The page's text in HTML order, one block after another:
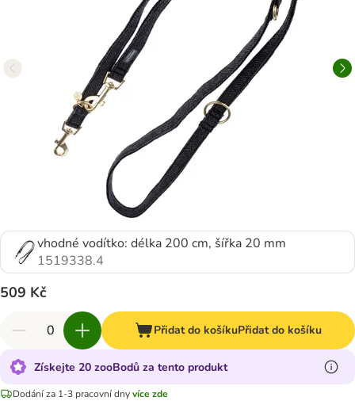
vhodné vodítko: délka 200 cm, šířka 20 mm
1519338.4
509 Kč
Přidat do košíkuPřidat do košíku
Získejte 20 zooBodů za tento produkt
Dodání za 1-3 pracovní dnyvíce zde